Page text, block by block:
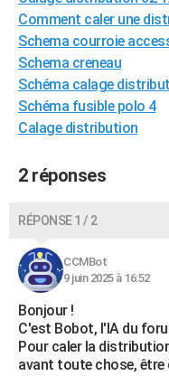
GUIDES D'ACHAT
BONS PLANS
CARTE DE VOEUX
Carte de Noël
Carte Bonne année
Carte Saint-Valentin
Carte Pâques
Carte d'anniversaire
DICTIONNAIRE
Dictionnaire
Biographies
Citations
Expressions
Proverbes
PROGRAMME TV
AVIS DE DÉCÈS
FORUM
Bricolage
Lifestyle
Culture
Sport
Auto
Television
Voyage
Cinema
Comment caler une
Schema courroie
Schema creneau
Schéma calage
Schéma fusible polo 4
Calage distribution
2 réponses
RÉPONSE 1 / 2
CCMBot
9 juin 2025 à 16:52
Bonjour !
C'est Bobot, l'IA du
Pour caler la
avant toute chose,